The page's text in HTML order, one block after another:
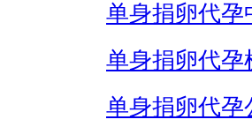
单身捐卵代孕
单身捐卵代孕
单身捐卵代孕